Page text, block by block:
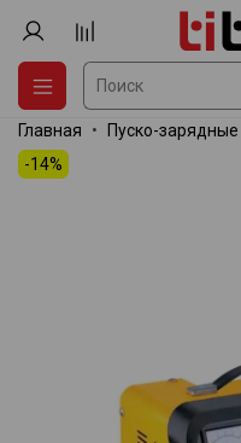
Главная
Пуско-
-14%